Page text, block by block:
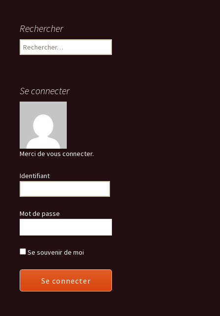
Rechercher
Rechercher :
Se connecter
Merci de vous connecter.
Identifiant
Mot de passe
Se souvenir de moi